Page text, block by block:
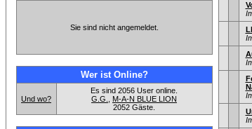
Sie sind nicht angemeldet.
Wer ist Online?
Und wo?
Es sind 2056 User online.
G.G.
M-A-N BLUE LION
2052 Gäste.